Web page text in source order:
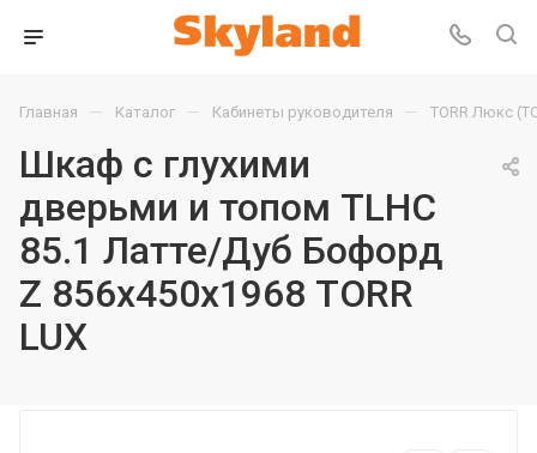
Главная — Каталог — Кабинеты руководителя — TORR Люкс
Шкаф с глухими
дверьми и топом TLHC
85.1 Латте/Дуб Бофорд
Z 856х450х1968 TORR
LUX